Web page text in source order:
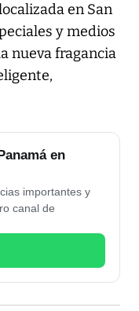
en San
y medios
nueva fragancia
en
importantes y
canal de